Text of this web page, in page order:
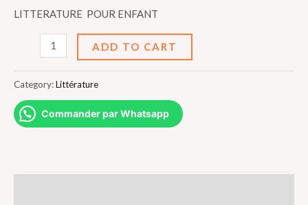
LITTERATURE POUR ENFANT
le
bien
quantity
ADD TO CART
Category:Littérature
Commander par Whatsapp